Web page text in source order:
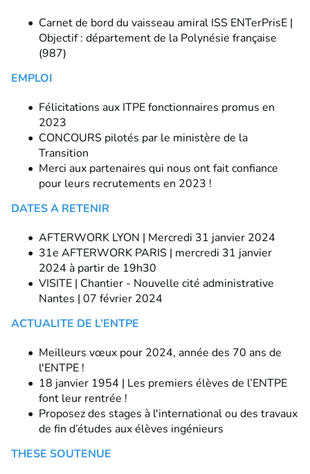
Carnet de bord du vaisseau amiral ISS ENTerPrisE |
Objectif : département de la Polynésie française
(987)
EMPLOI
Félicitations aux ITPE fonctionnaires promus en
2023
CONCOURS pilotés par le ministère de la
Transition
Merci aux partenaires qui nous ont fait confiance
pour leurs recrutements en 2023 !
DATES A RETENIR
AFTERWORK LYON | Mercredi 31 janvier 2024
31e AFTERWORK PARIS | mercredi 31 janvier
2024 à partir de 19h30
VISITE | Chantier - Nouvelle cité administrative
Nantes | 07 février 2024
ACTUALITE DE L’ENTPE
Meilleurs vœux pour 2024, année des 70 ans de
l'ENTPE !
18 janvier 1954 | Les premiers élèves de l’ENTPE
font leur rentrée !
Proposez des stages à l'international ou des travaux
de fin d’études aux élèves ingénieurs
THESE SOUTENUE